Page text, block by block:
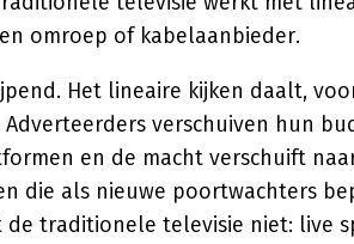
omroep of kabelaanbieder.
Het lineaire kijken daalt,
verschuiven hun
en de macht verschuift
die als nieuwe poortwachters
de traditionele televisie niet: live